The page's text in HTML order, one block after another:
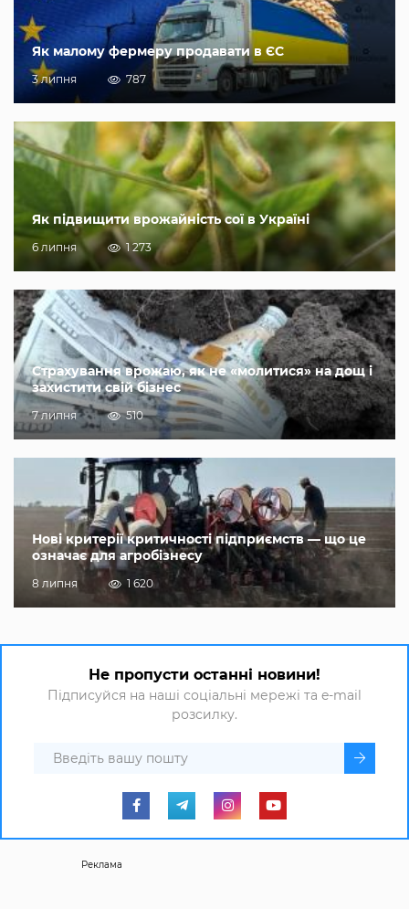
Як малому фермеру продавати в ЄС
3 липня 787
Як підвищити врожайність сої в Україні
6 липня 1 273
Страхування врожаю, як не «молитися» на дощ і
захистити свій бізнес
7 липня 510
Нові критерії критичності підприємств — що це
означає для агробізнесу
8 липня 1 620
Не пропусти останні новини!
Підписуйся на наші соціальні мережі та e-mail
розсилку.
Реклама